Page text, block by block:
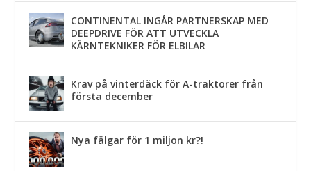
CONTINENTAL INGÅR PARTNERSKAP MED
DEEPDRIVE FÖR ATT UTVECKLA
KÄRNTEKNIKER FÖR ELBILAR
Krav på vinterdäck för A-traktorer från
första december
Nya fälgar för 1 miljon kr?!